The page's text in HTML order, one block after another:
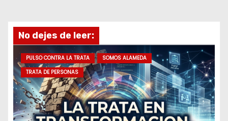
e
e
m
a
i
No dejes de leer:
PULSO CONTRA LA TRATA
SOMOS ALAMEDA
TRATA DE PERSONAS